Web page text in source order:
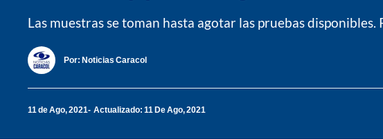
Las muestras se toman hasta agotar las pruebas
Por: Noticias Caracol
11 de Ago, 2021 Actualizado: 11 De Ago, 2021